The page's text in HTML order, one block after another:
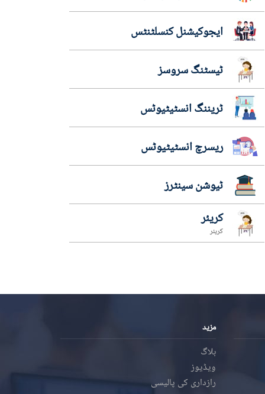
ایجوکیشنل کنسلٹنٹس
ٹیسٹنگ سروسز
ٹریننگ انسٹیٹیوٹس
ریسرچ انسٹیٹیوٹس
ٹیوشن سینٹرز
کریئر
کریئر
مزید
بلاگ
ویڈیوز
رازداری کی پالیسی